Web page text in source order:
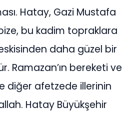
Hatay, Gazi Mustafa
bu kadim topraklara
daha güzel bir
Ramazan’ın bereketi ve
diğer afetzede illerinin
Hatay Büyükşehir